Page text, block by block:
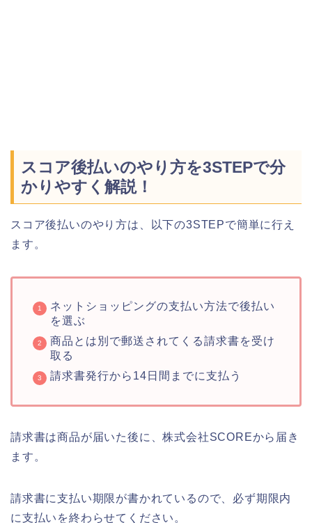
スコア後払いのやり方を3STEPで分
かりやすく解説！
スコア後払いのやり方は、以下の3STEPで簡単に行え
ます。
ネットショッピングの支払い方法で後払い
を選ぶ
商品とは別で郵送されてくる請求書を受け
取る
請求書発行から14日間までに支払う
請求書は商品が届いた後に、株式会社SCOREから届き
ます。
請求書に支払い期限が書かれているので、必ず期限内
に支払いを終わらせてください。